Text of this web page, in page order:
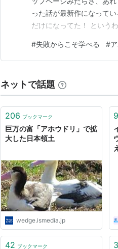
った話が最新作になって
だけになってた！ という
んばります。 夏休みの弁
新しただけだった昨日の
#失敗からこそ学べる #
ネットで話題
206 ブックマーク
巨万の富「アホウドリ」で拡
大した日本領土
wedge.ismedia.jp
42 ブックマーク